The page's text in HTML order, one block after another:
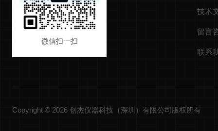
微信扫一扫
技术
留言
联系
Copyright © 2026 创杰仪器科技（深圳）有限公司版权所有